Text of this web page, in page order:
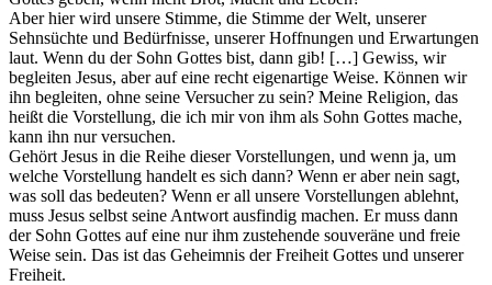
Aber hier wird unsere Stimme, die Stimme der Welt, unserer
Sehnsüchte und Bedürfnisse, unserer Hoffnungen und Erwartungen
laut. Wenn du der Sohn Gottes bist, dann gib! […] Gewiss, wir
begleiten Jesus, aber auf eine recht eigenartige Weise. Können wir
ihn begleiten, ohne seine Versucher zu sein? Meine Religion, das
heißt die Vorstellung, die ich mir von ihm als Sohn Gottes mache,
kann ihn nur versuchen.
Gehört Jesus in die Reihe dieser Vorstellungen, und wenn ja, um
welche Vorstellung handelt es sich dann? Wenn er aber nein sagt,
was soll das bedeuten? Wenn er all unsere Vorstellungen ablehnt,
muss Jesus selbst seine Antwort ausfindig machen. Er muss dann
der Sohn Gottes auf eine nur ihm zustehende souveräne und freie
Weise sein. Das ist das Geheimnis der Freiheit Gottes und unserer
Freiheit.